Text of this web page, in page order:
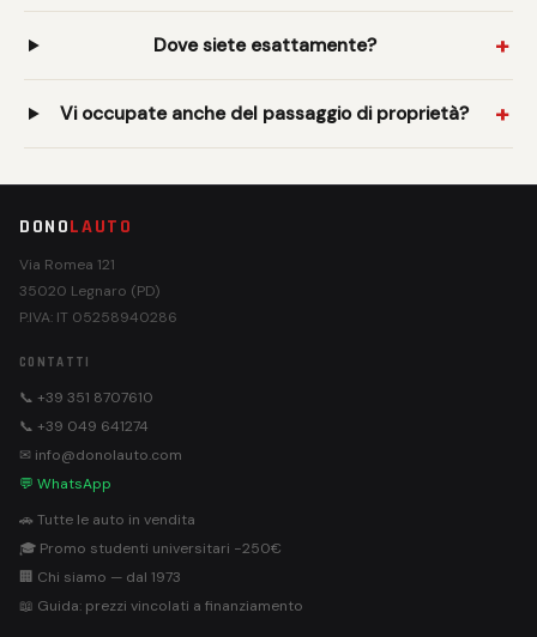
Dove siete esattamente?
Vi occupate anche del passaggio di proprietà?
DONOLAUTO
Via Romea 121
35020 Legnaro (PD)
P.IVA: IT 05258940286
CONTATTI
📞 +39 351 8707610
📞 +39 049 641274
✉ info@donolauto.com
💬 WhatsApp
🚗 Tutte le auto in vendita
🎓 Promo studenti universitari −250€
🏢 Chi siamo — dal 1973
📖 Guida: prezzi vincolati a finanziamento